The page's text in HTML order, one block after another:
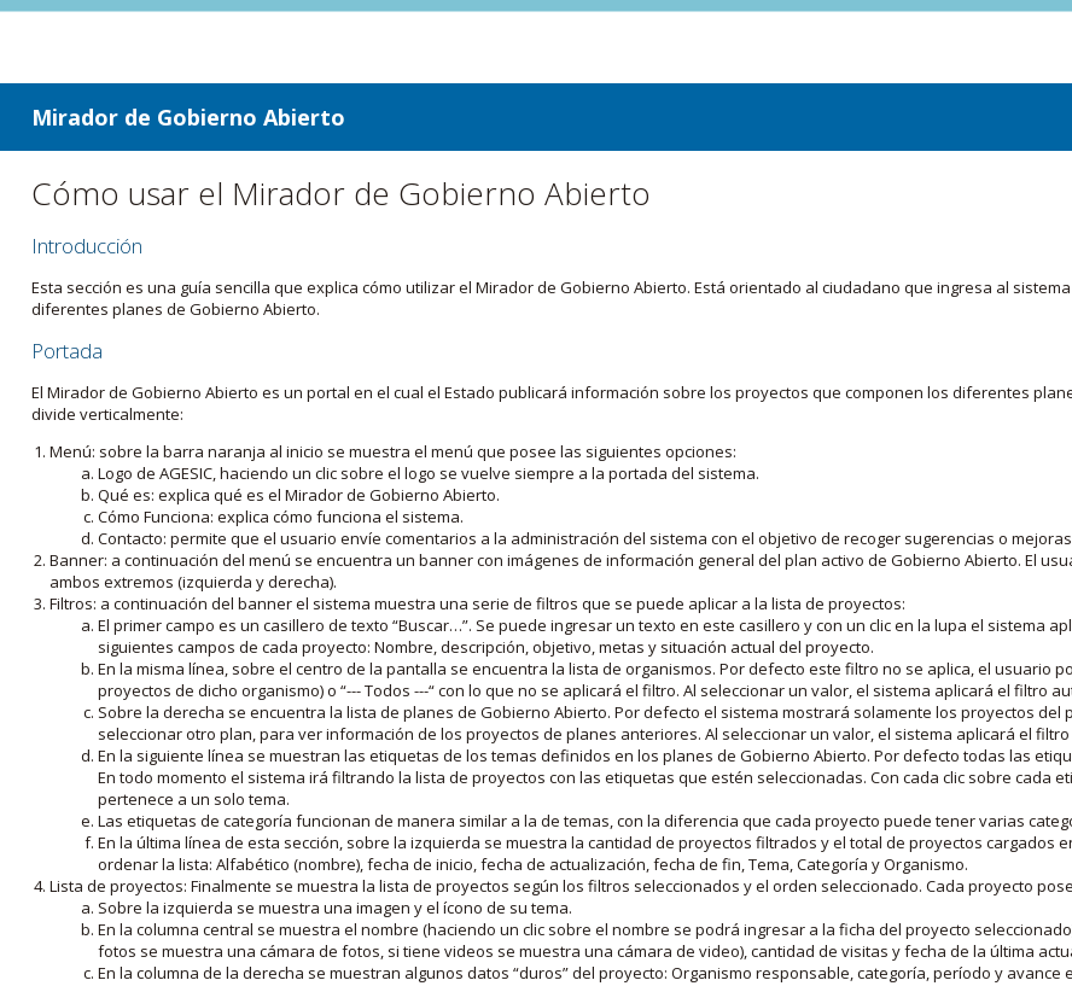
ir a contenido
ir al menú
Mirador de Gobierno Abierto
Cómo usar el Mirador de Gobierno Abierto
Introducción
Esta sección es una guía sencilla que explica cómo utilizar el Mirador de Gobierno Abierto. Está orientado al ciudadano que ingresa al
diferentes planes de Gobierno Abierto.
Portada
El Mirador de Gobierno Abierto es un portal en el cual el Estado publicará información sobre los proyectos que componen los diferentes
divide verticalmente:
Menú: sobre la barra naranja al inicio se muestra el menú que posee las siguientes opciones:
Logo de AGESIC, haciendo un clic sobre el logo se vuelve siempre a la portada del sistema.
Qué es: explica qué es el Mirador de Gobierno Abierto.
Cómo Funciona: explica cómo funciona el sistema.
Contacto: permite que el usuario envíe comentarios a la administración del sistema con el objetivo de recoger sugerencias o
Banner: a continuación del menú se encuentra un banner con imágenes de información general del plan activo de Gobierno Abierto. El
ambos extremos (izquierda y derecha).
Filtros: a continuación del banner el sistema muestra una serie de filtros que se puede aplicar a la lista de proyectos:
El primer campo es un casillero de texto “Buscar…”. Se puede ingresar un texto en este casillero y con un clic en la lupa el sistema
siguientes campos de cada proyecto: Nombre, descripción, objetivo, metas y situación actual del proyecto.
En la misma línea, sobre el centro de la pantalla se encuentra la lista de organismos. Por defecto este filtro no se aplica, el usuario
proyectos de dicho organismo) o “--- Todos ---“ con lo que no se aplicará el filtro. Al seleccionar un valor, el sistema aplicará el filtro
Sobre la derecha se encuentra la lista de planes de Gobierno Abierto. Por defecto el sistema mostrará solamente los proyectos
seleccionar otro plan, para ver información de los proyectos de planes anteriores. Al seleccionar un valor, el sistema aplicará el
En la siguiente línea se muestran las etiquetas de los temas definidos en los planes de Gobierno Abierto. Por defecto todas las
En todo momento el sistema irá filtrando la lista de proyectos con las etiquetas que estén seleccionadas. Con cada clic sobre cada
pertenece a un solo tema.
Las etiquetas de categoría funcionan de manera similar a la de temas, con la diferencia que cada proyecto puede tener varias
En la última línea de esta sección, sobre la izquierda se muestra la cantidad de proyectos filtrados y el total de proyectos
ordenar la lista: Alfabético (nombre), fecha de inicio, fecha de actualización, fecha de fin, Tema, Categoría y Organismo.
Lista de proyectos: Finalmente se muestra la lista de proyectos según los filtros seleccionados y el orden seleccionado. Cada proyecto
Sobre la izquierda se muestra una imagen y el ícono de su tema.
En la columna central se muestra el nombre (haciendo un clic sobre el nombre se podrá ingresar a la ficha del proyecto
fotos se muestra una cámara de fotos, si tiene videos se muestra una cámara de video), cantidad de visitas y fecha de la última
En la columna de la derecha se muestran algunos datos “duros” del proyecto: Organismo responsable, categoría, período y avance